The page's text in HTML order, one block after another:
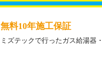
無料10年施工保証
ミズテックで行ったガス給湯器